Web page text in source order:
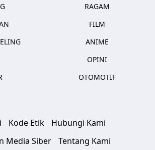
RAGAM
FILM
ANIME
OPINI
OTOMOTIF
Kode Etik
Hubungi Kami
Media Siber
Tentang Kami